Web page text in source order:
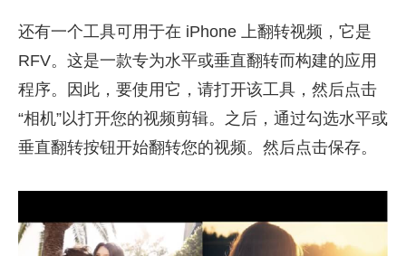
还有一个工具可用于在 iPhone 上翻转视频，它是
RFV。这是一款专为水平或垂直翻转而构建的应用
程序。因此，要使用它，请打开该工具，然后点击
“相机”以打开您的视频剪辑。之后，通过勾选水平或
垂直翻转按钮开始翻转您的视频。然后点击保存。